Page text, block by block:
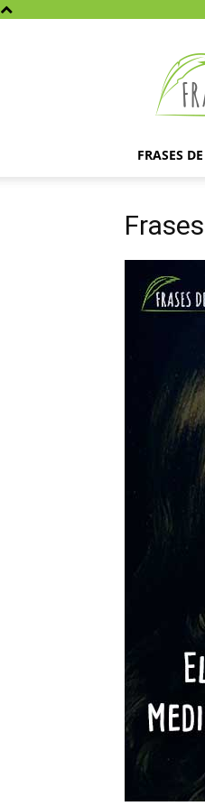
FRASES